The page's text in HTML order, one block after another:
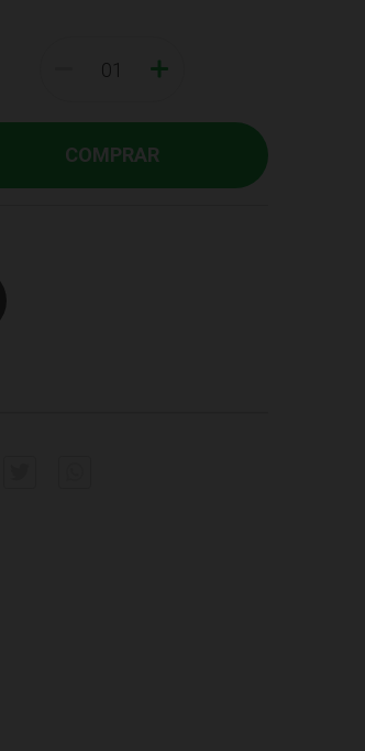
+
COMPRAR